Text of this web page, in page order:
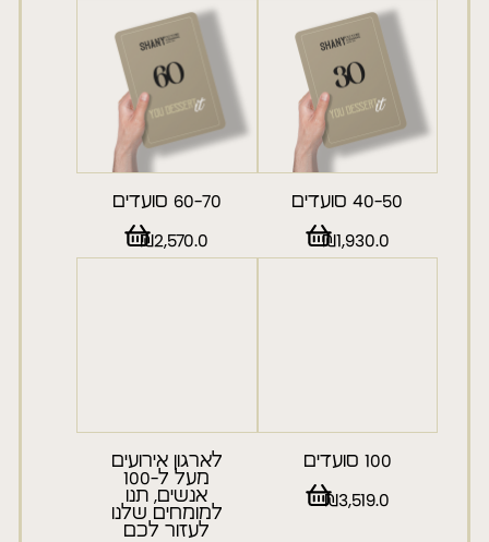
40-50 סועדים
₪1,930.0
60-70 סועדים
₪2,570.0
100 סועדים
₪3,519.0
לארגון אירועים
מעל ל-100
אנשים, תנו
למומחים שלנו
לעזור לכם